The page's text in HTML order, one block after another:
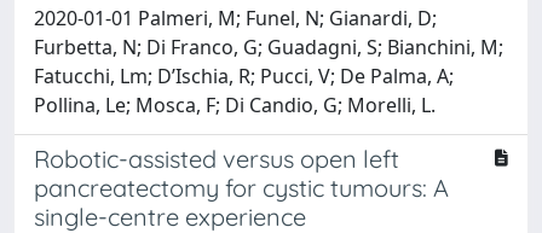
2020-01-01 Palmeri, M; Funel, N; Gianardi, D;
Furbetta, N; Di Franco, G; Guadagni, S; Bianchini, M;
Fatucchi, Lm; D’Ischia, R; Pucci, V; De Palma, A;
Pollina, Le; Mosca, F; Di Candio, G; Morelli, L.
Robotic-assisted versus open left
pancreatectomy for cystic tumours: A
single-centre experience